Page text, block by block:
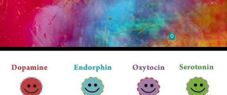
GENEL
Mutlu kimyasallar içimizde ?
Demet YıldırımOn 8 Eylül 2021 0